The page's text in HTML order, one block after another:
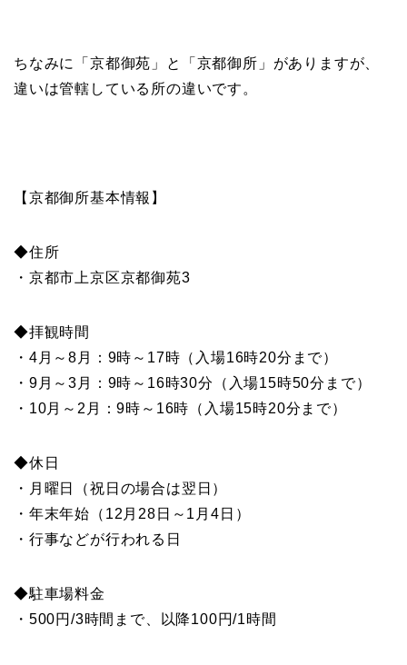
ちなみに「京都御苑」と「京都御所」がありますが、
違いは管轄している所の違いです。
【京都御所基本情報】
◆住所
・京都市上京区京都御苑3
◆拝観時間
・4月～8月：9時～17時（入場16時20分まで）
・9月～3月：9時～16時30分（入場15時50分まで）
・10月～2月：9時～16時（入場15時20分まで）
◆休日
・月曜日（祝日の場合は翌日）
・年末年始（12月28日～1月4日）
・行事などが行われる日
◆駐車場料金
・500円/3時間まで、以降100円/1時間